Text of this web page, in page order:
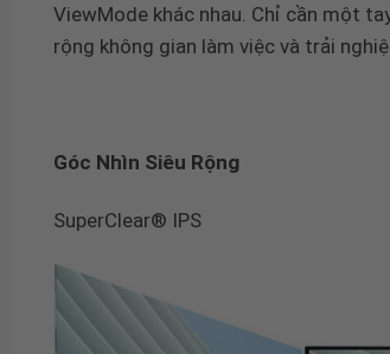
ViewMode khác nhau. Chỉ cần một
rộng không gian làm việc và trải
Góc Nhìn Siêu Rộng
SuperClear® IPS